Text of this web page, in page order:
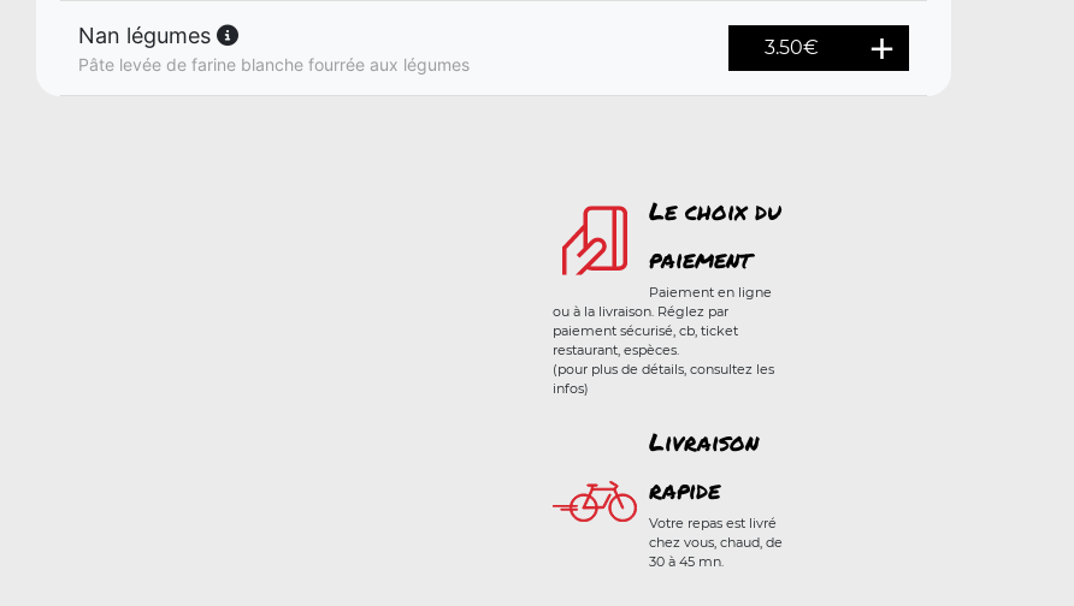
Nan légumes
Pâte levée de farine blanche fourrée aux légumes
3.50€
Le choix du
paiement
Paiement en ligne
ou à la livraison. Réglez par
paiement sécurisé, cb, ticket
restaurant, espèces.
(pour plus de détails, consultez les
infos)
Livraison
rapide
Votre repas est livré
chez vous, chaud, de
30 à 45 mn.